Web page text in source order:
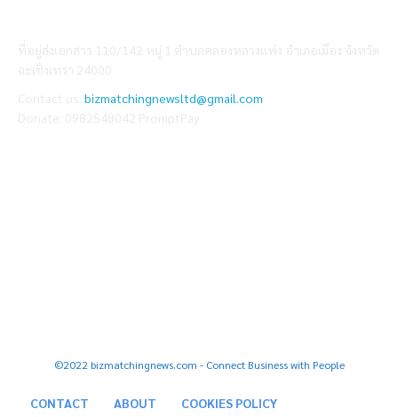
bizmatchingnewsltd@gmail.com
©2022 bizmatchingnews.com - Connect Business with People
CONTACT ABOUT COOKIES POLICY